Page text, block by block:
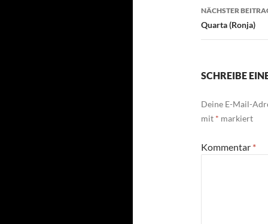
NÄCHSTER
Quarta (Ronja)
SCHREIBE
Deine E-Mail-
mit * markiert
Kommentar *